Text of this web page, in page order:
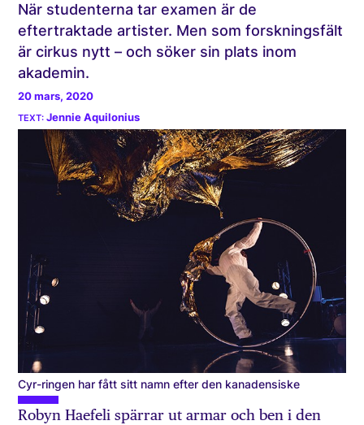
När studenterna tar examen är de
eftertraktade artister. Men som forskningsfält
är cirkus nytt – och söker sin plats inom
akademin.
20 mars, 2020
Jennie Aquilonius
Cyr-ringen har fått sitt namn efter den kanadensiske
Robyn Haefeli spärrar ut armar och ben i den